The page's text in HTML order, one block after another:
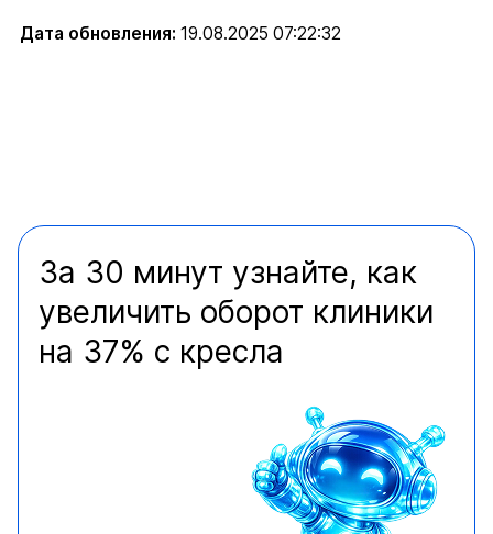
Дата обновления: 19.08.2025 07:22:32
За 30 минут узнайте, как
увеличить оборот клиники
на 37% с кресла